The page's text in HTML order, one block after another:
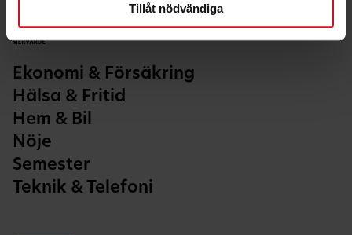
Tillåt nödvändiga
Ekonomi & Försäkring
Hälsa & Fritid
Hem & Bil
Nöje
Semester
Teknik & Telefoni